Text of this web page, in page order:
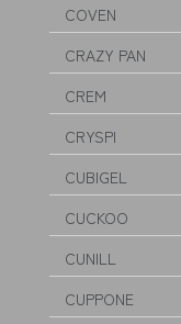
COVEN
CRAZY PAN
CREM
CRYSPI
CUBIGEL
CUCKOO
CUNILL
CUPPONE